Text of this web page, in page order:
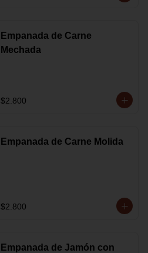
Empanada de Carne
Mechada
$2.800
Empanada de Carne Molida
$2.800
Empanada de Jamón con